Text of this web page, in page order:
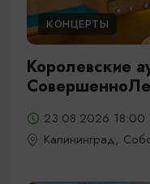
КОНЦЕРТЫ
Королевские
23.08.2026 18:00
Калининград,